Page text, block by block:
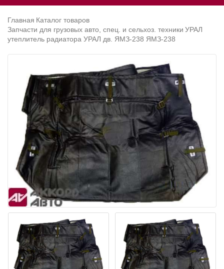
Главная Каталог товаров
Запчасти для грузовых авто, спец. и сельхоз. техники УРАЛ
утеплитель радиатора УРАЛ дв. ЯМЗ-238 ЯМЗ-238